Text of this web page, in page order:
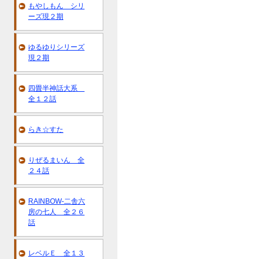
もやしもん シリ
ーズ現２期
ゆるゆりシリーズ
現２期
四畳半神話大系
全１２話
らき☆すた
りぜるまいん 全
２４話
RAINBOW-二舎六
房の七人 全２６
話
レベルＥ 全１３